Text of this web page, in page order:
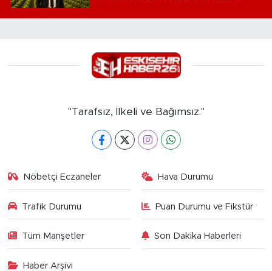
"Tarafsız, İlkeli ve Bağımsız."
Nöbetçi Eczaneler Hava Durumu
Trafik Durumu Puan Durumu ve Fikstür
Tüm Manşetler Son Dakika Haberleri
Haber Arşivi